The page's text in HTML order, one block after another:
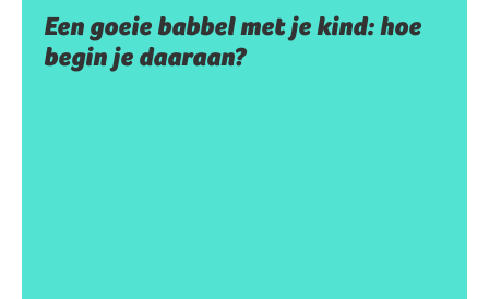
Een goeie babbel met je kind: hoe
begin je daaraan?